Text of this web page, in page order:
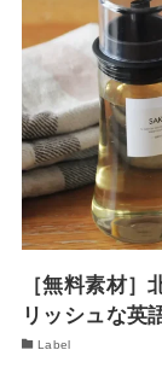
［無料素材
リッシュな英
Label